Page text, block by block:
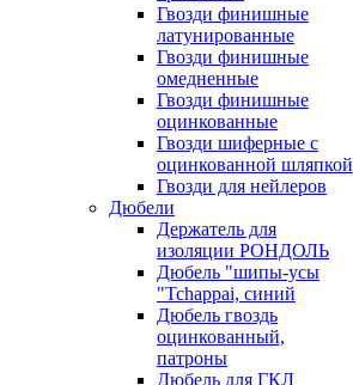
Гвозди финишные
латунированные
Гвозди финишные
омедненные
Гвозди финишные
оцинкованные
Гвозди шиферные с
оцинкованной шляпкой
Гвозди для нейлеров
Дюбели
Держатель для
изоляции РОНДОЛЬ
Дюбель "шипы-усы
"Tchappai, синий
Дюбель гвоздь
оцинкованный,
патроны
Дюбель для ГКЛ